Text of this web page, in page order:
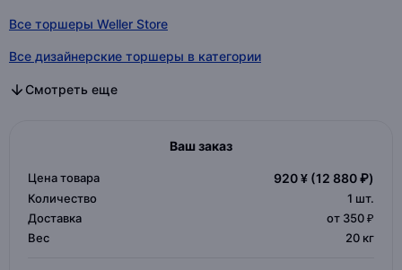
Все торшеры Weller Store
Все дизайнерские торшеры в категории
Все торшеры дизайнерские в категории
Все торшеры в категории
Смотреть еще
Ваш заказ
Цена товара 920 ¥ (12 880 ₽)
Количество 1 шт.
Доставка
от 350 ₽
Вес
20 кг